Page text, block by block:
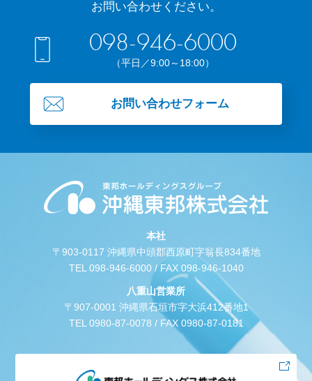
お問い合わせください。
098-946-6000
（平日／9:00～18:00）
お問い合わせフォーム
本社
〒903-0117 沖縄県中頭郡西原町字翁長834番地
TEL 098-946-6000 / FAX 098-946-1040
八重山営業所
〒907-0001 沖縄県石垣市字大浜412番地1
TEL 0980-87-0078 / FAX 0980-87-0181